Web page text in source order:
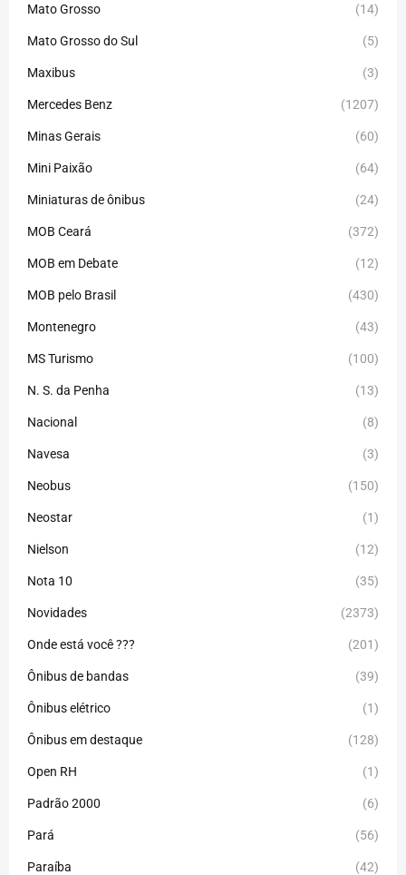
Mato Grosso (14)
Mato Grosso do Sul (5)
Maxibus (3)
Mercedes Benz (1207)
Minas Gerais (60)
Mini Paixão (64)
Miniaturas de ônibus (24)
MOB Ceará (372)
MOB em Debate (12)
MOB pelo Brasil (430)
Montenegro (43)
MS Turismo (100)
N. S. da Penha (13)
Nacional (8)
Navesa (3)
Neobus (150)
Neostar (1)
Nielson (12)
Nota 10 (35)
Novidades (2373)
Onde está você ??? (201)
Ônibus de bandas (39)
Ônibus elétrico (1)
Ônibus em destaque (128)
Open RH (1)
Padrão 2000 (6)
Pará (56)
Paraíba (42)